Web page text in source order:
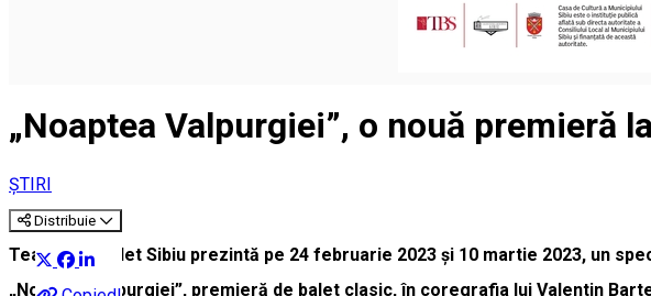
„Noaptea Valpurgiei”, o nouă premieră
ȘTIRI
Distribuie
Teatrul de Balet Sibiu prezintă pe 24 februarie 2023 și 10 martie 2023, un
„Noaptea Valpurgiei”, premieră de balet clasic, în coregrafia lui Valentin